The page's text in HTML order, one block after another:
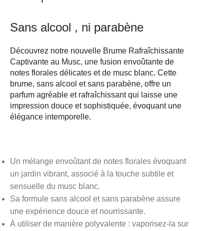
Sans alcool , ni parabène
Découvrez notre nouvelle Brume Rafraîchissante
Captivante au Musc, une fusion envoûtante de
notes florales délicates et de musc blanc. Cette
brume, sans alcool et sans parabène, offre un
parfum agréable et rafraîchissant qui laisse une
impression douce et sophistiquée, évoquant une
élégance intemporelle.
Un mélange envoûtant de notes florales évoquant
un jardin vibrant, associé à la touche subtile et
sensuelle du musc blanc.
Sa formule sans alcool et sans parabène assure
une expérience douce et nourrissante.
À utiliser de manière polyvalente : vaporisez-la sur